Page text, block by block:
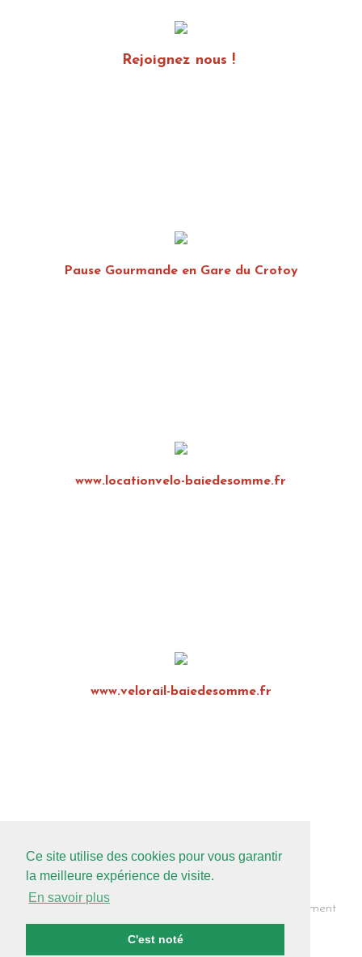
Ce site utilise des cookies pour vous garantir
la meilleure expérience de visite.
En savoir plus
C'est noté
Rejoignez nous !
Pause Gourmande en Gare du Crotoy
www.locationvelo-baiedesomme.fr
www.velorail-baiedesomme.fr
Inscription Newsletter
Recrutement
Nous contacter
Préparer votre séjour